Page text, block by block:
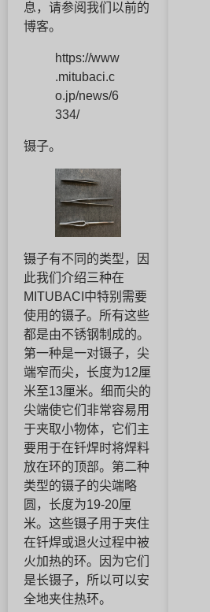
息，请参阅我们以前的
博客。
https://www
.mitubaci.c
o.jp/news/6
334/
镊子。
镊子有不同的类型，因
此我们介绍三种在
MITUBACI中特别需要
使用的镊子。所有这些
都是由不锈钢制成的。
第一种是一对镊子，尖
端窄而尖，长度为12厘
米至13厘米。细而尖的
尖端使它们非常容易用
于夹取小物体，它们主
要用于在钎焊时将焊料
放在环的顶部。第二种
类型的镊子的尖端略
圆，长度为19-20厘
米。这些镊子用于夹住
在钎焊或退火过程中被
火加热的环。因为它们
是长镊子，所以可以安
全地夹住热环。